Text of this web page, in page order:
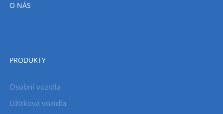
O NÁS
PRODUKTY
Osobní vozidla
Užitková vozidla